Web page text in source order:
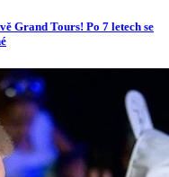
Grand Tours! Po 7 letech se